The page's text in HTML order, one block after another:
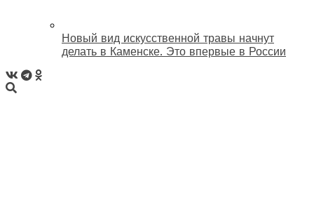
Новый вид искусственной травы начнут
делать в Каменске. Это впервые в России